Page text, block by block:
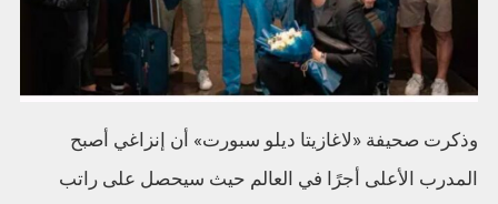
وذكرت صحيفة «لاغازيتا ديلو سبورت» أن إنزاغي أصبح
المدرب الأعلى أجرًا في العالم حيث سيحصل على راتب